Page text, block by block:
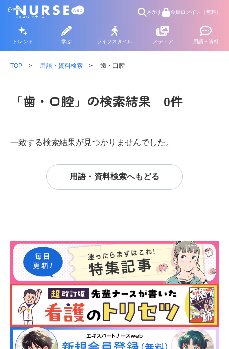
さがす 会員ログイン（無料）
トレンド 学ぶ ライフスタイル メディア 用語・資料
TOP 用語・資料検索 歯・口腔
「歯・口腔」の検索結果 0件
一致する検索結果が見つかりませんでした。
用語・資料検索へもどる